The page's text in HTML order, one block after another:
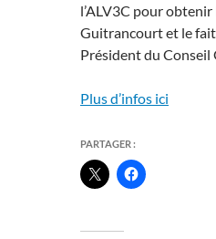
l’ALV3C pour
Guitrancourt et le
Président du Conseil
Plus d’infos ici
PARTAGER :